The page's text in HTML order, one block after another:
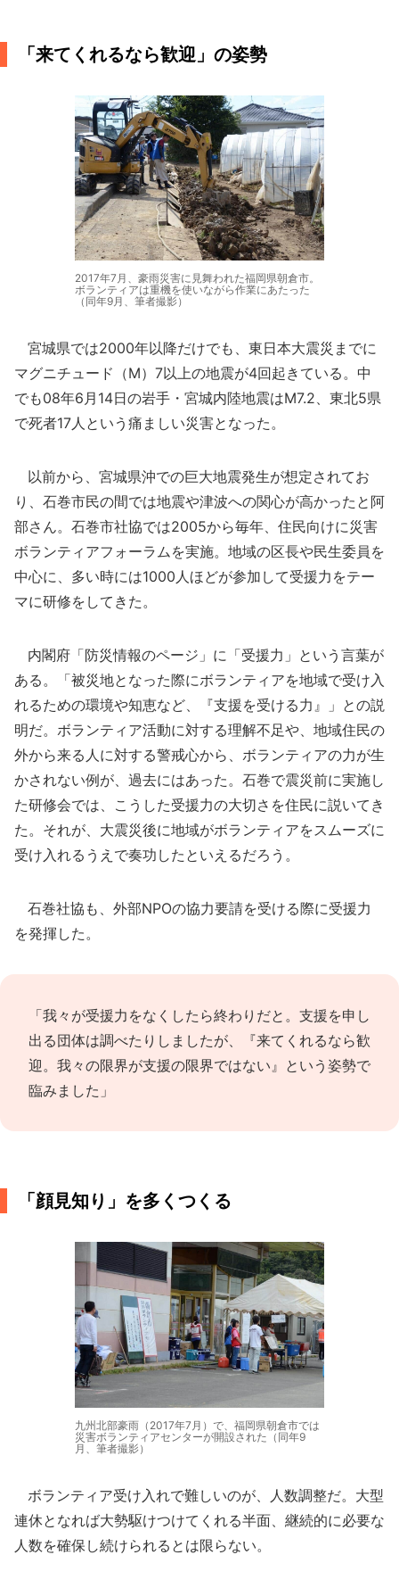
「来てくれるなら歓迎」の姿勢
2017年7月、豪雨災害に見舞われた福岡県朝倉市。
ボランティアは重機を使いながら作業にあたった
（同年9月、筆者撮影）
宮城県では2000年以降だけでも、東日本大震災までに
マグニチュード（M）7以上の地震が4回起きている。中
でも08年6月14日の岩手・宮城内陸地震はM7.2、東北5県
で死者17人という痛ましい災害となった。
以前から、宮城県沖での巨大地震発生が想定されてお
り、石巻市民の間では地震や津波への関心が高かったと阿
部さん。石巻市社協では2005から毎年、住民向けに災害
ボランティアフォーラムを実施。地域の区長や民生委員を
中心に、多い時には1000人ほどが参加して受援力をテー
マに研修をしてきた。
内閣府「防災情報のページ」に「受援力」という言葉が
ある。「被災地となった際にボランティアを地域で受け入
れるための環境や知恵など、『支援を受ける力』」との説
明だ。ボランティア活動に対する理解不足や、地域住民の
外から来る人に対する警戒心から、ボランティアの力が生
かされない例が、過去にはあった。石巻で震災前に実施し
た研修会では、こうした受援力の大切さを住民に説いてき
た。それが、大震災後に地域がボランティアをスムーズに
受け入れるうえで奏功したといえるだろう。
石巻社協も、外部NPOの協力要請を受ける際に受援力
を発揮した。
「我々が受援力をなくしたら終わりだと。支援を申し
出る団体は調べたりしましたが、『来てくれるなら歓
迎。我々の限界が支援の限界ではない』という姿勢で
臨みました」
「顔見知り」を多くつくる
九州北部豪雨（2017年7月）で、福岡県朝倉市では
災害ボランティアセンターが開設された（同年9
月、筆者撮影）
ボランティア受け入れで難しいのが、人数調整だ。大型
連休となれば大勢駆けつけてくれる半面、継続的に必要な
人数を確保し続けられるとは限らない。